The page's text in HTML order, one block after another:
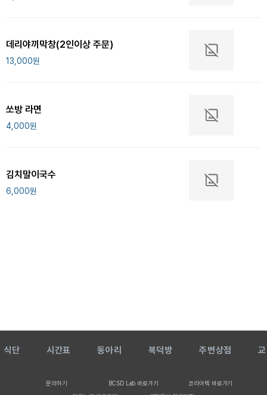
데리야끼막창(2인이상 주문)
13,000원
쏘방 라면
4,000원
김치말이국수
6,000원
식단 시간표 동아리 복덕방 주변상점
문의하기 BCSD Lab 바로가기
코리아텍 바로가기